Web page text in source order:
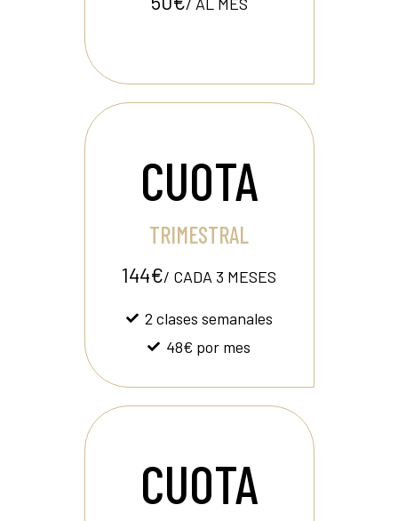
CUOTA
TRIMESTRAL
144€/ CADA 3 MESES
2 clases semanales
48€ por mes
CUOTA